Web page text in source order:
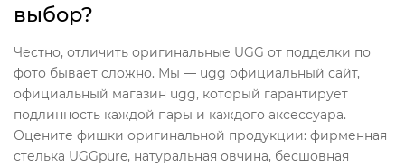
выбор?
Честно, отличить оригинальные UGG от подделки по
фото бывает сложно. Мы — ugg официальный сайт,
официальный магазин ugg, который гарантирует
подлинность каждой пары и каждого аксессуара.
Оцените фишки оригинальной продукции: фирменная
стелька UGGpure, натуральная овчина, бесшовная